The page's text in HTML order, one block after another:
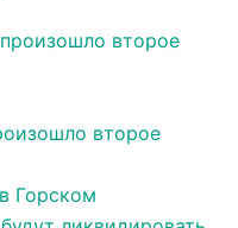
второе